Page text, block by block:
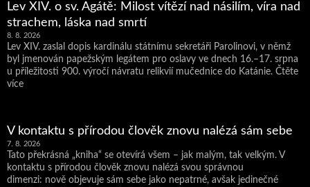
Lev XIV. o sv. Agátě: Milost vítězí nad násilím, víra nad
strachem, láska nad smrtí
8. 8. 2026
Lev XIV. zaslal dopis kardinálu státnímu sekretáři Parolinovi, v němž
byl jmenován papežským legátem pro oslavy ve dnech 16.–17. srpna
u příležitosti 900. výročí návratu relikvií mučednice do Katánie. Čtěte
více
V kontaktu s přírodou člověk znovu nalézá sám sebe
7. 8. 2026
Tato překrásná „kniha“ se otevírá všem – jak malým, tak velkým. V
kontaktu s přírodou člověk znovu nalézá svou správnou
dimenzi: nově objevuje sám sebe jako nepatrné, avšak jedinečné